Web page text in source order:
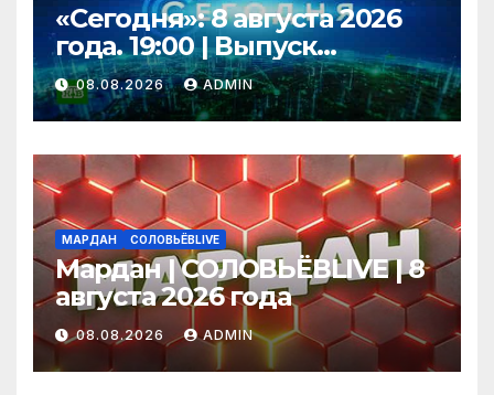
«Сегодня»: 8 августа 2026
года. 19:00 | Выпуск
новостей | Новости НТВ
08.08.2026 ADMIN
МАРДАН СОЛОВЬЁВLIVE
Мардан | СОЛОВЬЁВLIVE | 8
августа 2026 года
08.08.2026 ADMIN